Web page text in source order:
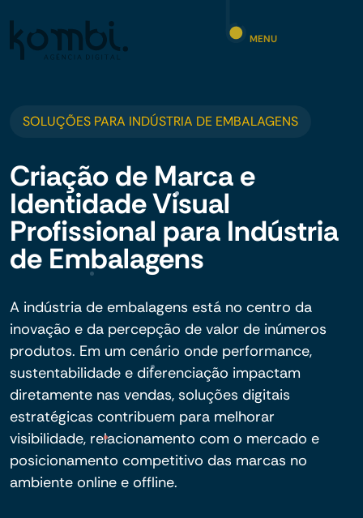
MENU
SOLUÇÕES PARA INDÚSTRIA DE EMBALAGENS
Criação de Marca e
Identidade Visual
Profissional para Indústria
de Embalagens
A indústria de embalagens está no centro da
inovação e da percepção de valor de inúmeros
produtos. Em um cenário onde performance,
sustentabilidade e diferenciação impactam
diretamente nas vendas, soluções digitais
estratégicas contribuem para melhorar
visibilidade, relacionamento com o mercado e
posicionamento competitivo das marcas no
ambiente online e offline.